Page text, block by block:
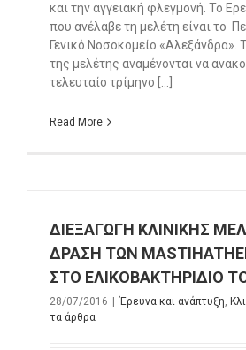
και την αγγειακή φλεγμονή. Το
που ανέλαβε τη μελέτη είναι το
Γενικό Νοσοκομείο «Αλεξάνδρα».
της μελέτης αναμένονται να
τελευταίο τρίμηνο [...]
Read More
ΔΙΕΞΑΓΩΓΗ ΚΛΙΝΙΚΗΣ
ΔΡΑΣΗ ΤΩΝ
ΣΤΟ ΕΛΙΚΟΒΑΚΤΗΡΙΔΙΟ
28/07/2016 Έρευνα και ανάπτυξη,
τα άρθρα